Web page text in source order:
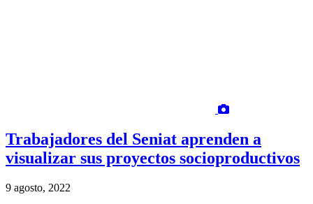
Trabajadores del Seniat aprenden a
visualizar sus proyectos socioproductivos
9 agosto, 2022